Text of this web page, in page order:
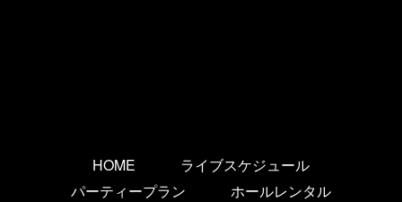
HOME
ライブスケジュール
パーティープラン
ホールレンタル